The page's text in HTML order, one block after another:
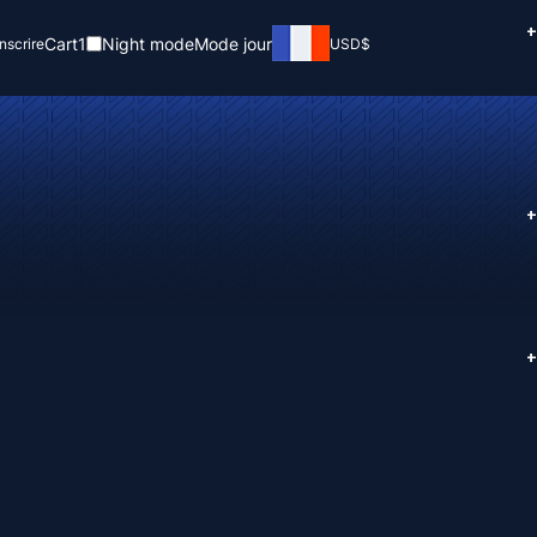
Cart1 Night modeMode jour USD$
+
+
+